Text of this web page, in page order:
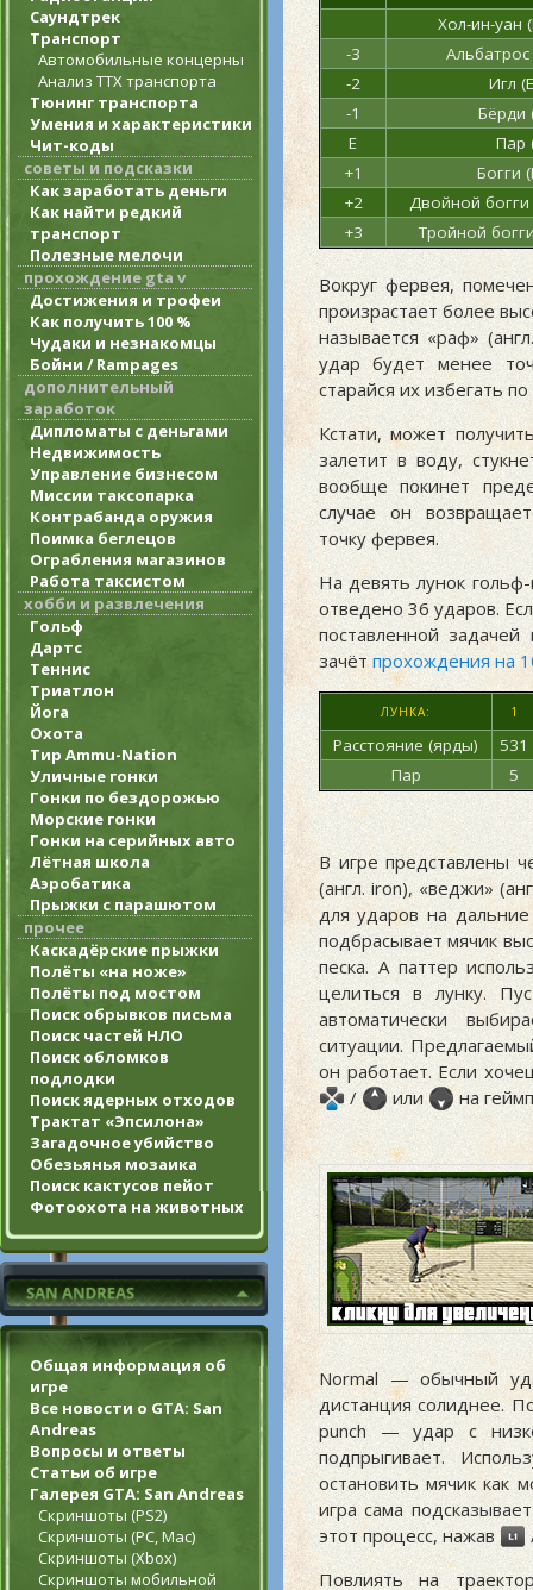
Саундтрек
Транспорт
Автомобильные концерны
Анализ ТТХ транспорта
Тюнинг транспорта
Умения и характеристики
Чит-коды
советы и подсказки
Как заработать деньги
Как найти редкий
транспорт
Полезные мелочи
прохождение gta v
Достижения и трофеи
Как получить 100 %
Чудаки и незнакомцы
Бойни / Rampages
дополнительный
заработок
Дипломаты с деньгами
Недвижимость
Управление бизнесом
Миссии таксопарка
Контрабанда оружия
Поимка беглецов
Ограбления магазинов
Работа таксистом
хобби и развлечения
Гольф
Дартс
Теннис
Триатлон
Йога
Охота
Тир Ammu-Nation
Уличные гонки
Гонки по бездорожью
Морские гонки
Гонки на серийных авто
Лётная школа
Аэробатика
Прыжки с парашютом
прочее
Каскадёрские прыжки
Полёты «на ноже»
Полёты под мостом
Поиск обрывков письма
Поиск частей НЛО
Поиск обломков
подлодки
Поиск ядерных отходов
Трактат «Эпсилона»
Загадочное убийство
Обезьянья мозаика
Поиск кактусов пейот
Фотоохота на животных
Общая информация об
игре
Все новости о GTA: San
Andreas
Вопросы и ответы
Статьи об игре
Галерея GTA: San Andreas
Скриншоты (PS2)
Скриншоты (PC, Mac)
Скриншоты (Xbox)
Скриншоты мобильной
Хол-ин-уан
-3
-2
Игл
-1
Бёрди
E
Пар
+1
Богги
+2
Двойной
+3
Тройной
Вокруг фервея,
произрастает более
называется «раф»
удар будет менее
старайся их избегать
Кстати, может
залетит в воду,
вообще покинет
случае он
точку фервея.
На девять лунок
отведено 36 ударов.
поставленной
зачётпрохождения на
ЛУНКА: 1
Расстояние (ярды)
531
Пар
5
В игре представлены
(англ. iron), «веджи»
для ударов на
подбрасывает мячик
песка. А паттер
целиться в лунку.
автоматически
ситуации.
он работает. Если
/
или на
Normal — обычный
дистанция солиднее.
punch — удар с
подпрыгивает.
остановить мячик как
игра сама
этот процесс, нажав
Повлиять на